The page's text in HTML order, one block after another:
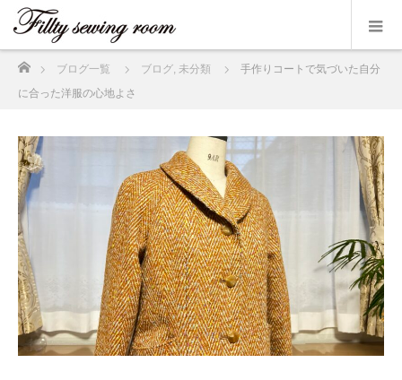
ブログ一覧 ブログ, 未分類
手作りコートで気づいた自分
に合った洋服の心地よさ